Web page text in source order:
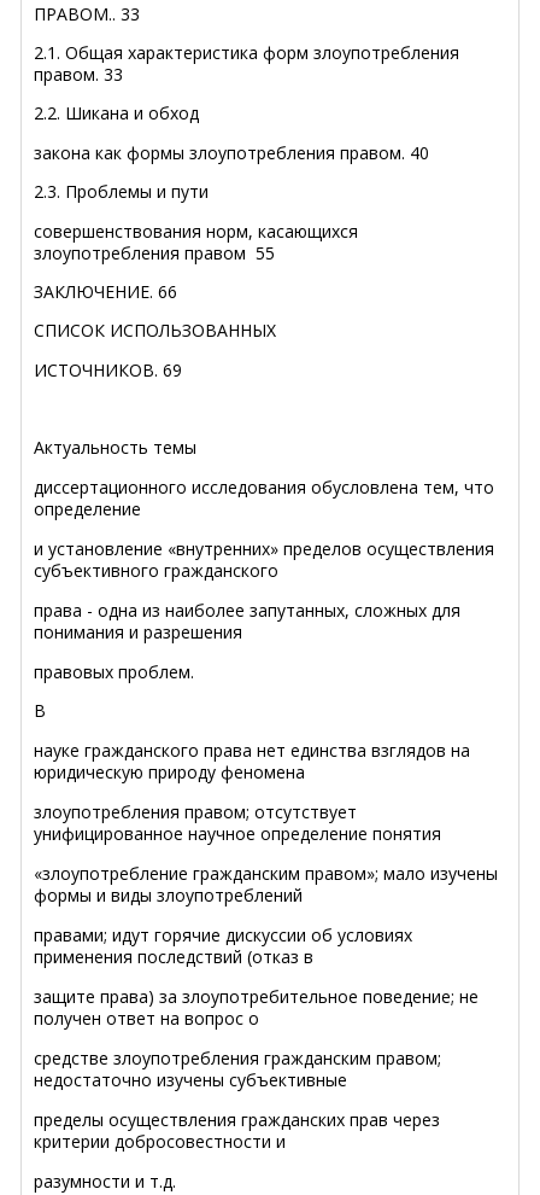
ПРАВОМ.. 33
2.1. Общая характеристика форм злоупотребления
правом. 33
2.2. Шикана и обход
закона как формы злоупотребления правом. 40
2.3. Проблемы и пути
совершенствования норм, касающихся
злоупотребления правом 55
ЗАКЛЮЧЕНИЕ. 66
СПИСОК ИСПОЛЬЗОВАННЫХ
ИСТОЧНИКОВ. 69
Актуальность темы
диссертационного исследования обусловлена тем, что
определение
и установление «внутренних» пределов осуществления
субъективного гражданского
права - одна из наиболее запутанных, сложных для
понимания и разрешения
правовых проблем.
В
науке гражданского права нет единства взглядов на
юридическую природу феномена
злоупотребления правом; отсутствует
унифицированное научное определение понятия
«злоупотребление гражданским правом»; мало изучены
формы и виды злоупотреблений
правами; идут горячие дискуссии об условиях
применения последствий (отказ в
защите права) за злоупотребительное поведение; не
получен ответ на вопрос о
средстве злоупотребления гражданским правом;
недостаточно изучены субъективные
пределы осуществления гражданских прав через
критерии добросовестности и
разумности и т.д.